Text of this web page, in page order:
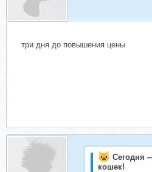
Сегодня
кошек!
три дня до повышения цены